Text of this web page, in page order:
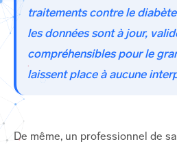
traitements contre le
les données sont à jour,
compréhensibles pour le
laissent place à aucune
De même, un professionnel de